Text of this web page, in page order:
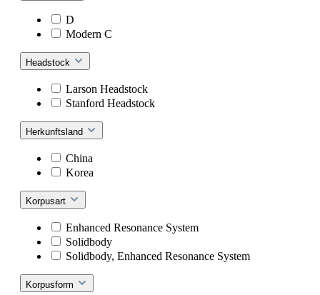
D
Modern C
Headstock
Larson Headstock
Stanford Headstock
Herkunftsland
China
Korea
Korpusart
Enhanced Resonance System
Solidbody
Solidbody, Enhanced Resonance System
Korpusform